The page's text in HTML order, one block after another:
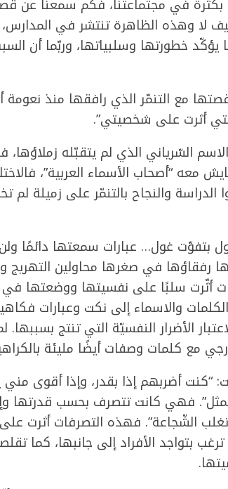
بكثرة في مجتماعتنا، فكم سمعنا
لا وهذه الظاهرة تنتشر في المدارس،
يؤكّد خطورتها وسلبياتها، وربّما أن
تروي تابيتا (22 عامًا) قصتها مع التنمّر الذي رافقها
أثرت على شخصيتي”.
السّرياني الذي لم يتقبّله
معه “أصحاب الأسماء العربية”،
والنجاح بالتنمّر على زميلة لم
بتفوّت غول… عبارات سمعتها دائمًا
رفقاؤها في صغرها محاولين التهريج
أثّرت سلبًا على نفسيتها ووضعتها
والاسماء إلى نكت وعبارات
الأضرار النفسيّة التي تنتج بسببها.
كلمات وصفات أيضًا مليئة
“كنت أضربهم إذا بقدر، وإذا أقوى مني
فهي كانت تتصرف بحسب قدرتها
الشّجاعة”. فهذه التصرفات أثرت
بتواجد الأفراد إلى جانبها، كما